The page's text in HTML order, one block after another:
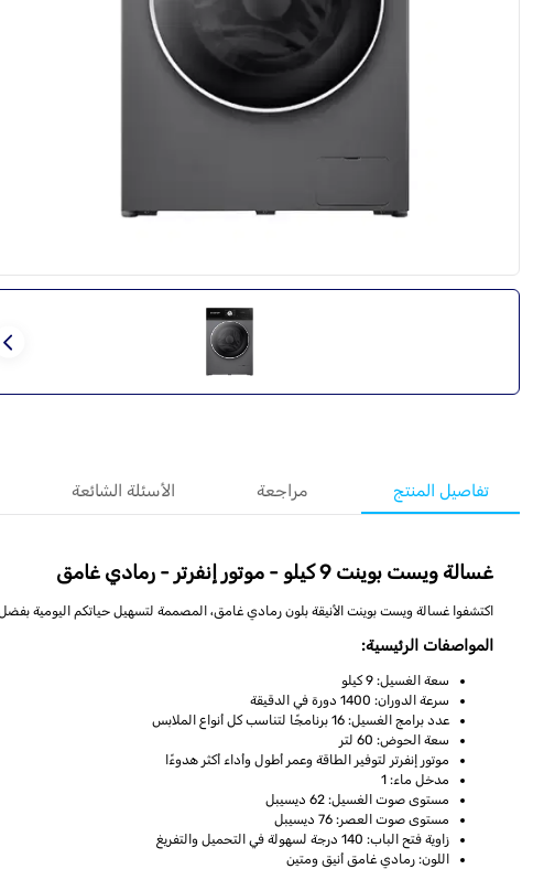
تفاصيل المنتج مراجعة الأسئلة الشائعة
غسالة ويست بوينت 9 كيلو - موتور إنفرتر - رمادي غامق
اكتشفوا غسالة ويست بوينت الأنيقة بلون رمادي غامق، المصممة لتسهيل حياتكم اليومية
المواصفات الرئيسية:
سعة الغسيل: 9 كيلو
سرعة الدوران: 1400 دورة في الدقيقة
عدد برامج الغسيل: 16 برنامجًا لتناسب كل أنواع الملابس
سعة الحوض: 60 لتر
موتور إنفرتر لتوفير الطاقة وعمر أطول وأداء أكثر هدوءًا
مدخل ماء: 1
مستوى صوت الغسيل: 62 ديسيبل
مستوى صوت العصر: 76 ديسيبل
زاوية فتح الباب: 140 درجة لسهولة في التحميل والتفريغ
اللون: رمادي غامق أنيق ومتين